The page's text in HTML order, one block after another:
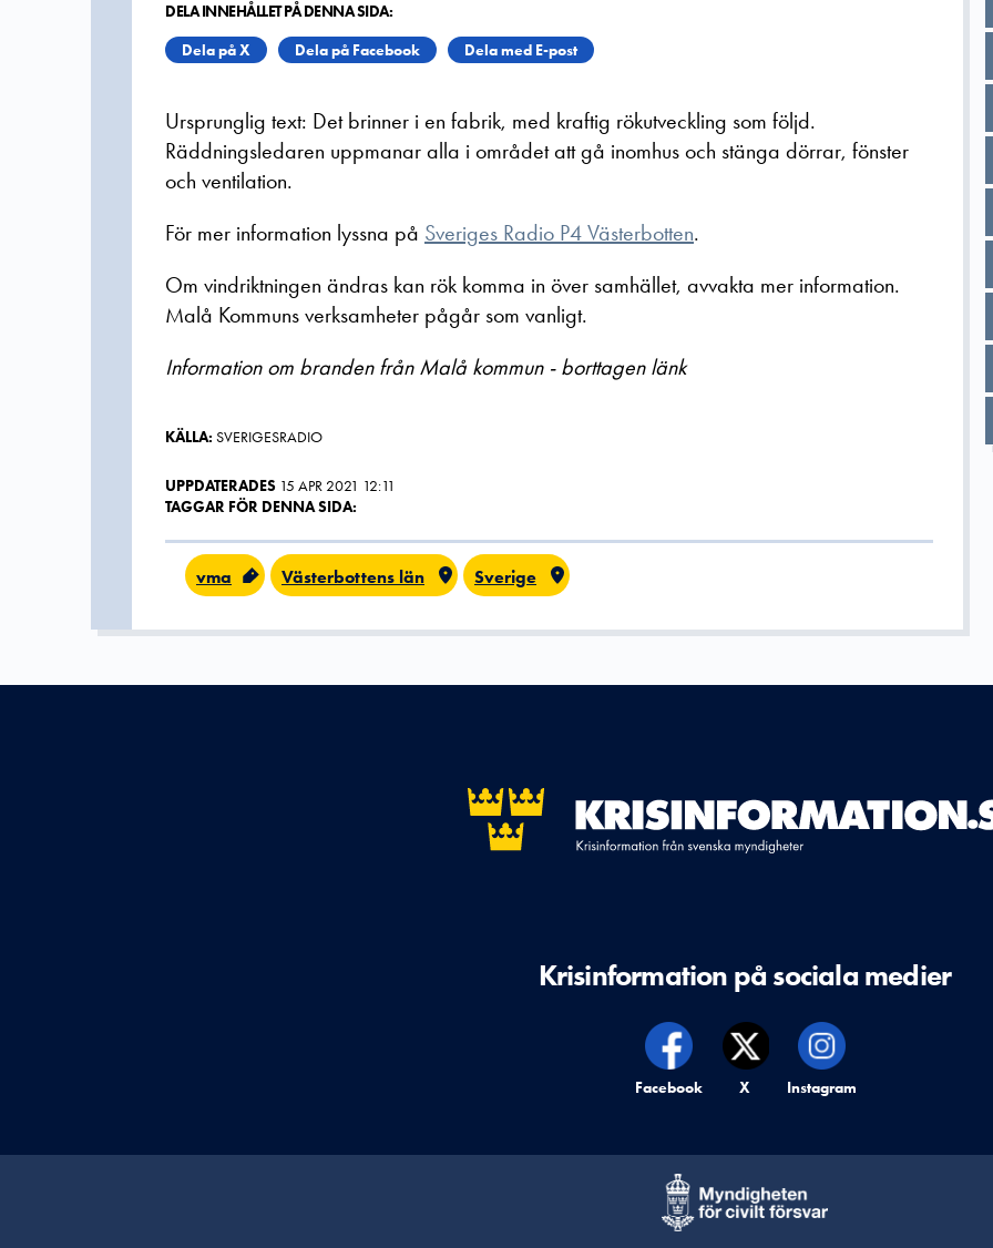
DELA INNEHÅLLET PÅ DENNA SIDA:
Dela på X
Dela på Facebook Dela med E-post
Ursprunglig text: Det brinner i en fabrik, med kraftig rökutveckling som följd.
Räddningsledaren uppmanar alla i området att gå inomhus och stänga dörrar, fönster
och ventilation.
För mer information lyssna på Sveriges Radio P4 Västerbotten.
Om vindriktningen ändras kan rök komma in över samhället, avvakta mer information.
Malå Kommuns verksamheter pågår som vanligt.
Information om branden från Malå kommun - borttagen länk
KÄLLA: SVERIGESRADIO
UPPDATERADES 15 APR 2021 12:11
TAGGAR FÖR DENNA SIDA:
vma Västerbottens län Sverige
Krisinformation på sociala medier
Krisinformation på,
Facebook Krisinformation på,
X Krisinformation på,
Instagram